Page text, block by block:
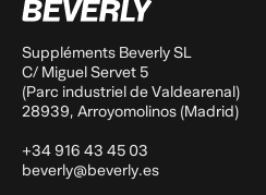
Suppléments Beverly SL
C/ Miguel Servet 5
(Parc industriel de Valdearenal)
28939, Arroyomolinos (Madrid)
+34 916 43 45 03
beverly@beverly.es